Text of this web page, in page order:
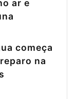
ar e
começa
na